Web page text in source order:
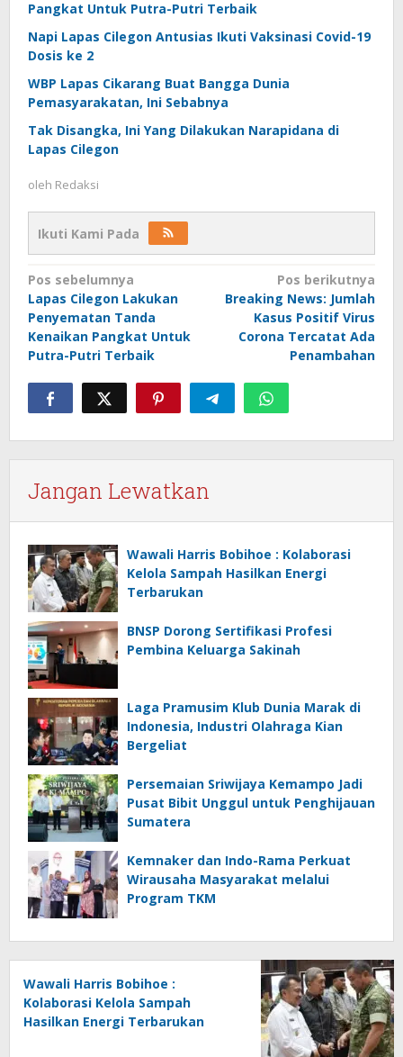
Pangkat Untuk Putra-Putri Terbaik
Napi Lapas Cilegon Antusias Ikuti Vaksinasi Covid-19
Dosis ke 2
WBP Lapas Cikarang Buat Bangga Dunia
Pemasyarakatan, Ini Sebabnya
Tak Disangka, Ini Yang Dilakukan Narapidana di
Lapas Cilegon
oleh Redaksi
Ikuti Kami Pada
Navigasi
pos
Pos sebelumnya
Lapas Cilegon Lakukan
Penyematan Tanda
Kenaikan Pangkat Untuk
Putra-Putri Terbaik
Pos berikutnya
Breaking News: Jumlah
Kasus Positif Virus
Corona Tercatat Ada
Penambahan
Jangan Lewatkan
Wawali Harris Bobihoe : Kolaborasi
Kelola Sampah Hasilkan Energi
Terbarukan
BNSP Dorong Sertifikasi Profesi
Pembina Keluarga Sakinah
Laga Pramusim Klub Dunia Marak di
Indonesia, Industri Olahraga Kian
Bergeliat
Persemaian Sriwijaya Kemampo Jadi
Pusat Bibit Unggul untuk Penghijauan
Sumatera
Kemnaker dan Indo-Rama Perkuat
Wirausaha Masyarakat melalui
Program TKM
Wawali Harris Bobihoe :
Kolaborasi Kelola Sampah
Hasilkan Energi Terbarukan